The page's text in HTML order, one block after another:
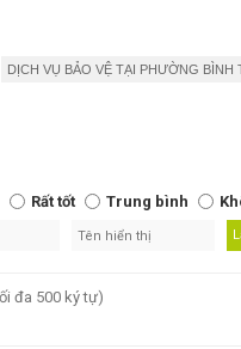
DỊCH VỤ BẢO VỆ TẠI PHƯỜNG BÌNH
Rất tốt Trung bình